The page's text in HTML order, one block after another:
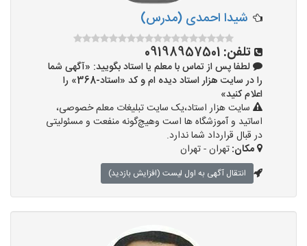
شیدا احمدی (مدرس)
تلفن: 09198957501
لطفا پس از تماس با معلم یا استاد بگویید: «آگهی شما
را در سایت هزار استاد دیده ام و کد «استاد-368» را
اعلام کنید»
سایت هزار استاد،یک سایت تبلیغات معلم خصوصی،
اساتید و آموزشگاه ها است وهیچ‌گونه منفعت و مسئولیتی
در قبال قرارداد شما ندارد.
مکان:تهران - تهران
انتقال آگهی به اول لیست (افزایش بازدید)